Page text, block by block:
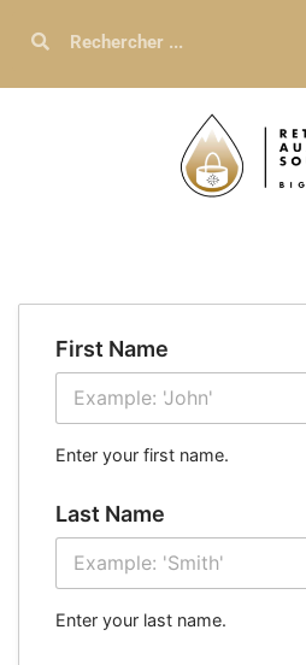
First Name
Enter your first name.
Last Name
Enter your last name.